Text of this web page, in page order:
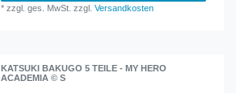
*zzgl. ges. MwSt. zzgl.Versandkosten
KATSUKI BAKUGO 5 TEILE - MY HERO
ACADEMIA © S